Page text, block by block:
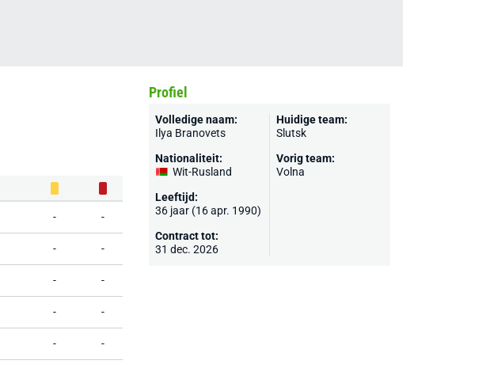
- -
- -
- -
- -
- -
Profiel
Volledige naam:
Ilya Branovets
Nationaliteit:
Wit-Rusland
Leeftijd:
36 jaar (16 apr. 1990)
Contract tot:
31 dec. 2026
Huidige team:
Slutsk
Vorig team:
Volna